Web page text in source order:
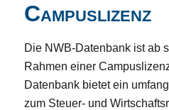
Campuslizenz
Die NWB-Datenbank ist ab
Rahmen einer
Datenbank bietet ein
zum Steuer- und